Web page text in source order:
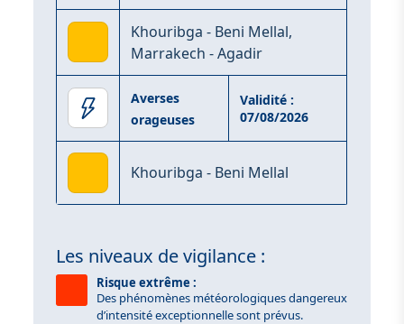
Khouribga - Beni Mellal,
Marrakech - Agadir
Averses
orageuses
Validité :
07/08/2026
Khouribga - Beni Mellal
Les niveaux de vigilance :
Risque extrême :
Des phénomènes météorologiques dangereux
d’intensité exceptionnelle sont prévus.